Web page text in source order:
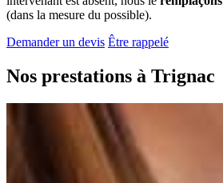
(dans la mesure du possible).
Demander un devis Être rappelé
Nos prestations à Trignac